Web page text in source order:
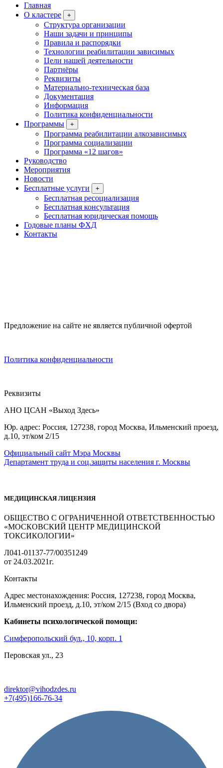
Главная
О кластере
+
Структура организации
Наши задачи и принципы
Правила и распорядки
Технологии реабилитации зависимых
Цели нашей деятельности
Партнёры
Реквизиты
Материально-техническая база
Документация
Информация
Политика конфиденциальности
Программы
+
Программа реабилитации алкозависимых
Программа социализации
Программа «12 шагов»
Руководство
Мероприятия
Новости
Бесплатные услуги
+
Бесплатная ресоциализация
Бесплатная консультация
Бесплатная юридическая помощь
Годовые планы ФХД
Контакты
Предложение на сайте не является публичной офертой
Политика конфиденциальности
Реквизиты
АНО ЦСАН «Выход Здесь»
Юр. адрес: Россия, 127238, город Москва, Ильменский проезд,
д.10, эт/ком 2/15
Официальный сайт Мэра Москвы
Департамент труда и соц.защиты населения г. Москвы
МЕДИЦИНСКАЯ ЛИЦЕНЗИЯ
ОБЩЕСТВО С ОГРАНИЧЕННОЙ ОТВЕТСТВЕННОСТЬЮ
«МОСКОВСКИЙ ЦЕНТР МЕДИЦИНСКОЙ
ТОКСИКОЛОГИИ»
Л041-01137-77/00351249
от 24.03.2021г.
Контакты
Адрес местонахождения: Россия, 127238, город Москва,
Ильменский проезд, д.10, эт/ком 2/15 (Вход со двора)
Кабинеты психологической помощи:
Симферопольский бул., 10, корп. 1
Перовская ул., 23
direktor@vihodzdes.ru
+7(495)166-76-34